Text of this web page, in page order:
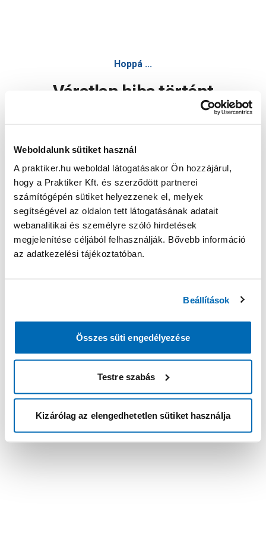
Weboldalunk sütiket használ
A praktiker.hu weboldal látogatásakor Ön hozzájárul,
hogy a Praktiker Kft. és szerződött partnerei
számítógépén sütiket helyezzenek el, melyek
segítségével az oldalon tett látogatásának adatait
webanalitikai és személyre szóló hirdetések
megjelenítése céljából felhasználják. Bővebb információ
az adatkezelési tájékoztatóban.
Beállítások
Összes süti engedélyezése
Testre szabás
Kizárólag az elengedhetetlen sütiket használja
Hoppá ...
Váratlan hiba történt
Oldal újratöltése